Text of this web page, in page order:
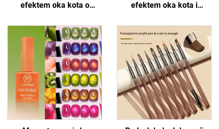
efektem oka kota o
efektem oka kota i